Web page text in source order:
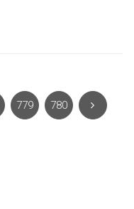
779 780